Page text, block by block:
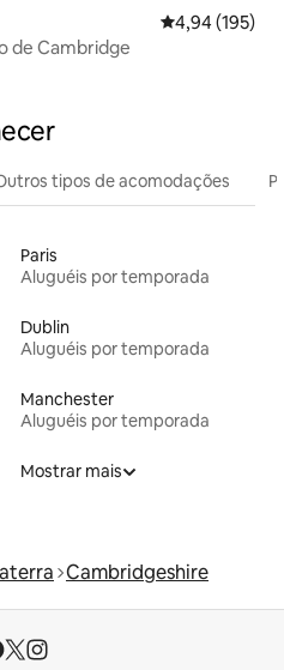
4,94 de uma
4,94 (195)
de Cambridge
tipos de acomodações
Paris
Aluguéis por temporada
Dublin
Aluguéis por temporada
Manchester
Aluguéis por temporada
Mostrar mais
Cambridgeshire